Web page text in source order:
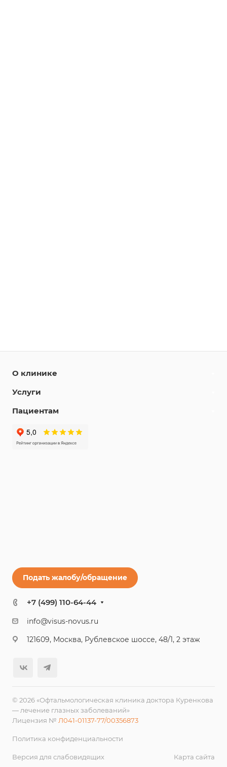
О клинике
Услуги
Пациентам
Подать жалобу/обращение
+7 (499) 110-64-44
info@visus-novus.ru
121609, Москва, Рублевское шоссе, 48/1, 2 этаж
© 2026 «Офтальмологическая клиника доктора Куренкова
— лечение глазных заболеваний»
Лицензия № Л041-01137-77/00356873
Политика конфиденциальности
Версия для слабовидящих Карта сайта